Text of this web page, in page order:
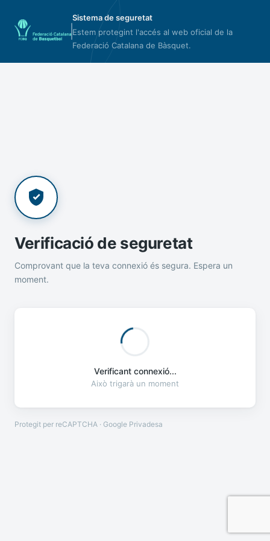
Sistema de seguretat
Estem protegint l'accés al web oficial de la
Federació Catalana de Bàsquet.
Verificació de seguretat
Comprovant que la teva connexió és segura. Espera un
moment.
Verificant connexió...
Això trigarà un moment
Protegit per reCAPTCHA · Google Privadesa